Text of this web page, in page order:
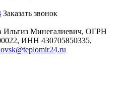
Заказать звонок
Ильгиз Минегалиевич, ОГРН
ИНН 430705850335,